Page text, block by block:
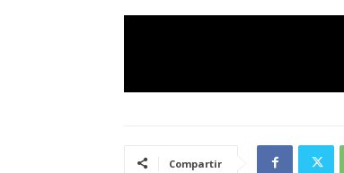
Compartir